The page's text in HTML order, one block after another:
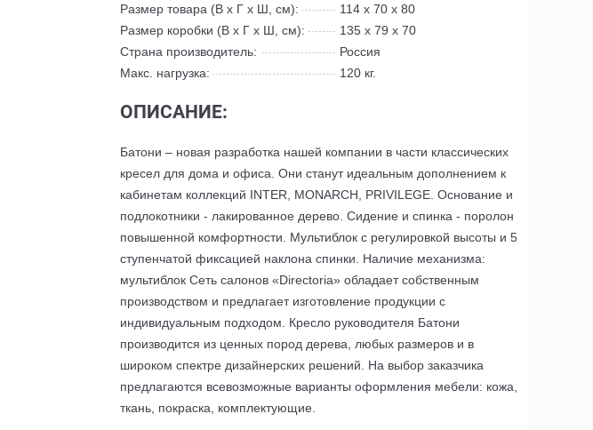
Размер товара (В x Г x Ш, см):
114 x 70 x 80
Размер коробки (В x Г x Ш, см):
135 x 79 x 70
Страна производитель:
Россия
Макс. нагрузка:
120 кг.
ОПИСАНИЕ:
Батони – новая разработка нашей компании в части классических
кресел для дома и офиса. Они станут идеальным дополнением к
кабинетам коллекций INTER, MONARCH, PRIVILEGE. Основание и
подлокотники - лакированное дерево. Сидение и спинка - поролон
повышенной комфортности. Мультиблок с регулировкой высоты и 5
ступенчатой фиксацией наклона спинки. Наличие механизма:
мультиблок Сеть салонов «Directoria» обладает собственным
производством и предлагает изготовление продукции с
индивидуальным подходом. Кресло руководителя Батони
производится из ценных пород дерева, любых размеров и в
широком спектре дизайнерских решений. На выбор заказчика
предлагаются всевозможные варианты оформления мебели: кожа,
ткань, покраска, комплектующие.